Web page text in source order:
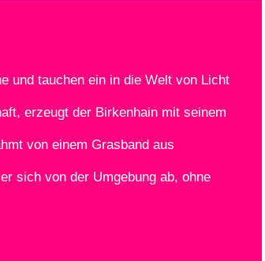
und tauchen ein in die Welt von Licht
erzeugt der Birkenhain mit seinem
von einem Grasband aus
sich von der Umgebung ab, ohne